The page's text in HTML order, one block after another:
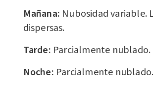
Mañana: Nubosidad variable.
dispersas.
Tarde: Parcialmente nublado.
Noche: Parcialmente nublado.